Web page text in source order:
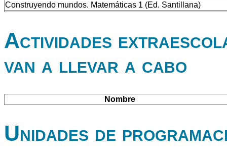
Construyendo mundos. Matemáticas 1 (Ed. Santillana)
Actividades
van a llevar a cabo
Nombre
Unidades de